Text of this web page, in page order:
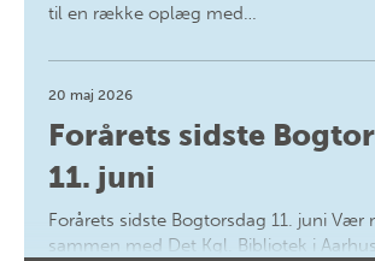
til en række oplæg med…
20 maj 2026
Forårets sidste
11. juni
Forårets sidste Bogtorsdag 11. juni Vær
sammen med Det Kgl. Bibliotek i